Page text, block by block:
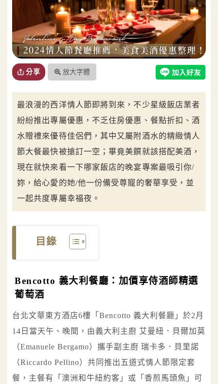
分享 放大字體
最浪漫的西洋情人節即將到來，不少星級飯店業者
紛紛推出專屬優惠，不乏住房優惠、餐點折扣、酒
水贈禮來優待佳侶們，其中又屬附酒水的精緻情人
節大餐最快被搶訂一空；畢竟美饌就該搭配美酒，
現在就快來看一下哪家飯店的晚宴專案最吸引你/
妳，給心愛的她/他一份備受尊寵的奢華享受，並
一起共度專屬幸福夜。
目錄
Bencotto 義大利餐廳：加價享侍酒師精選
葡萄酒
台北文華東方酒店6樓「Bencotto 義大利餐廳」於2月
14日當天午、晚間，由義大利主廚 艾曼紐．貝爾加莫
（Emanuele Bergamo）攜手副主廚 瑞卡多．貝里諾
（Riccardo Pellino）共同推出五道式情人節限定套
餐，主餐有「澳洲和牛紐約客」或「香煎馬頭魚」可